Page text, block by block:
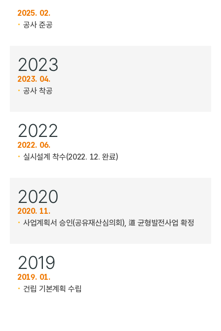
2025. 02.
공사 준공
2023
2023. 04.
공사 착공
2022
2022. 06.
실시설계 착수(2022. 12. 완료)
2020
2020. 11.
사업계획서 승인(공유재산심의회), 道 균형발전사업 확정
2019
2019. 01.
건립 기본계획 수립